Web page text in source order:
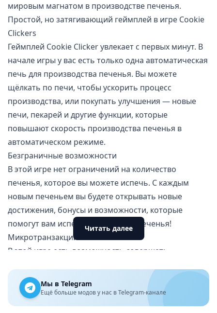
мировым магнатом в производстве печенья.
Простой, но затягивающий геймплей в игре Cookie
Clickers
Геймплей Cookie Clicker увлекает с первых минут. В
начале игры у вас есть только одна автоматическая
печь для производства печенья. Вы можете
щёлкать по печи, чтобы ускорить процесс
производства, или покупать улучшения — новые
печи, пекарей и другие функции, которые
повышают скорость производства печенья в
автоматическом режиме.
Безграничные возможности
В этой игре нет ограничений на количество
печенья, которое вы можете испечь. С каждым
новым печеньем вы будете открывать новые
достижения, бонусы и возможности, которые
помогут вам испечь ещё больше печенья!
Микротранзакции
В этой игре есть возможность совершать
другие бонусы. Однако стоит отметить, что игра
полностью доступна для прохождения без
необходимости совершать какие-либо покупки.
Читать далее
Мы в Telegram
Ещё больше модов у нас в Telegram-канале